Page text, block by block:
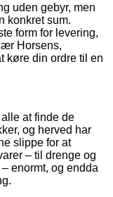
uden gebyr, men
konkret sum.
form for levering,
Horsens,
køre din ordre til en
at finde de
og herved har
slippe for at
– til drenge og
enormt, og endda